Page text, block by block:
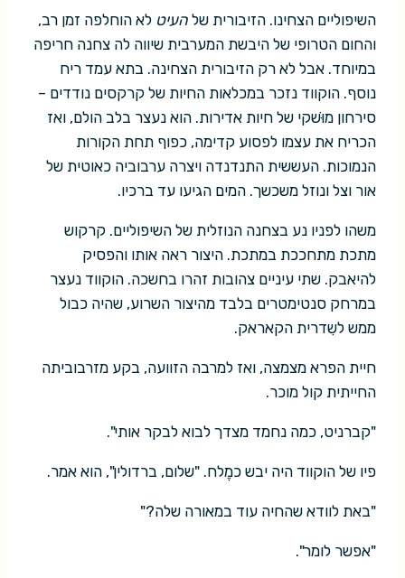
השיפוליים הצחינו. הזיבורית של העיט לא הוחלפה זמן רב,
והחום הטרופי של היבשת המערבית שיווה לה צחנה חריפה
במיוחד. אבל לא רק הזיבורית הצחינה. בתא עמד ריח
נוסף. הוקווד נזכר במכלאות החיות של קרקסים נודדים –
סירחון מוּשׁקי של חיות אדירות. הוא נעצר בלב הולם, ואז
הכריח את עצמו לפסוע קדימה, כפוף תחת הקורות
הנמוכות. העששית התנדנדה ויצרה ערבוביה כאוטית של
אור וצל ונוזל משכשך. המים הגיעו עד ברכיו.
משהו לפניו נע בצחנה הנוזלית של השיפוליים. קרקוש
מתכת מתחככת במתכת. היצור ראה אותו והפסיק
להיאבק. שתי עיניים צהובות זהרו בחשכה. הוקווד נעצר
במרחק סנטימטרים בלבד מהיצור השרוע, שהיה כבול
ממש לשִדרית הקאראק.
חיית הפרא מצמצה, ואז למרבה הזוועה, בקע מזרבוביתה
החייתית קול מוכר.
"קברניט, כמה נחמד מצדך לבוא לבקר אותי".
פיו של הוקווד היה יבש כמֶלח. "שלום, ברדולין", הוא אמר.
"באת לוודא שהחיה עוד במאורה שלה?"
"אפשר לומר".